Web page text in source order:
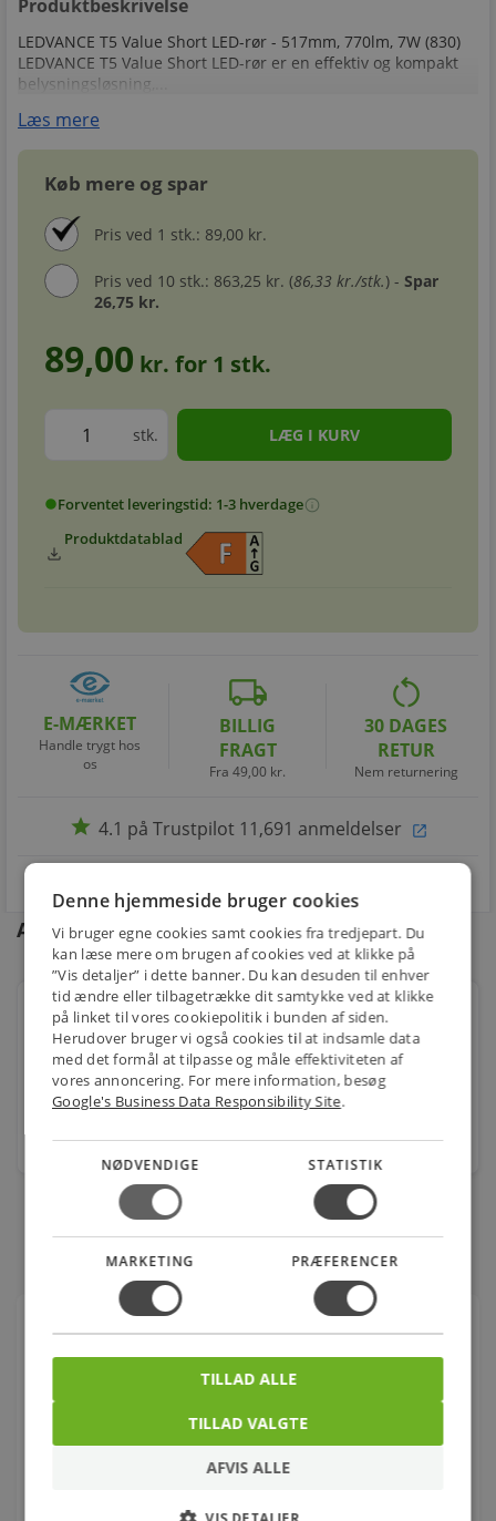
Produktbeskrivelse
LEDVANCE T5 Value Short LED-rør - 517mm, 770lm, 7W (830)
LEDVANCE T5 Value Short LED-rør er en effektiv og kompakt
belysningsløsning,...
Læs mere
Køb mere og spar
Pris ved 1 stk.: 89,00 kr.
Pris ved 10 stk.: 863,25 kr. (86,33 kr./stk.) - Spar
26,75 kr.
89,00 kr. for 1 stk.
stk.
circleForventet leveringstid: 1-3 hverdageinfo
download
Produktdatablad
E-MÆRKET
Handle trygt hos
os
local_shipping
BILLIG
FRAGT
Fra 49,00 kr.
restart_alt
30 DAGES
RETUR
Nem returnering
star 4.1 på Trustpilot 11,691 anmeldelser open_in_new
Andre kunder købte også
Spar 5%
T5 lysstofrør Mini 8w/827 - Varm hvid, G5, varm hvid,
ø16x288mm ( Som Philips TL & Osram Lumilux)
Varenr.: 5651800418
108,00 kr.
stk.
Om produktet
LEDVANCE T5 Value Short LED-rør - 517mm,
LEDVANCE T5 Value Short LED-rør er en effektiv
og kompakt belysningsløsning, perfekt til en
række applikationer i både kommercielle og
private rum. Med en længde på 517 mm og en
Denne hjemmeside bruger cookies
Vi bruger egne cookies samt cookies fra tredjepart. Du
kan læse mere om brugen af cookies ved at klikke på
”Vis detaljer” i dette banner. Du kan desuden til enhver
tid ændre eller tilbagetrække dit samtykke ved at klikke
på linket til vores cookiepolitik i bunden af siden.
Herudover bruger vi også cookies til at indsamle data
med det formål at tilpasse og måle effektiviteten af
vores annoncering. For mere information, besøg
Google's Business Data Responsibility Site.
NØDVENDIGE STATISTIK
MARKETING PRÆFERENCER
TILLAD VALGTE
TILLAD ALLE
AFVIS ALLE